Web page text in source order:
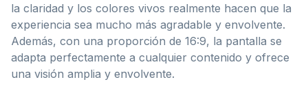
la claridad y los colores vivos realmente hacen que la
experiencia sea mucho más agradable y envolvente.
Además, con una proporción de 16:9, la pantalla se
adapta perfectamente a cualquier contenido y ofrece
una visión amplia y envolvente.